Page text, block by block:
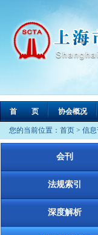
首 页 协会概况
您的当前位置： 首页 > 信息
会刊
法规索引
深度解析